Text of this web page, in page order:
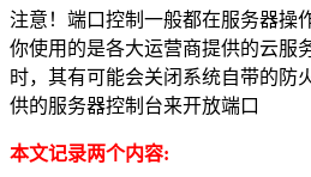
注意！端口控制一般都在服务器操
你使用的是各大运营商提供的云服
时，其有可能会关闭系统自带的防
供的服务器控制台来开放端口
本文记录两个内容: